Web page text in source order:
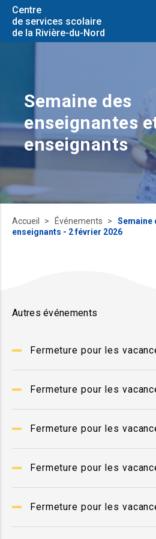
Centre
de services scolaire
de la Rivière-du-Nord
Semaine des
enseignantes
enseignants
Autres événements
Fermeture pour les
Fermeture pour les
Fermeture pour les
Fermeture pour les
Fermeture pour les
Accueil Événements
Semaine
enseignants - 2 février 2026